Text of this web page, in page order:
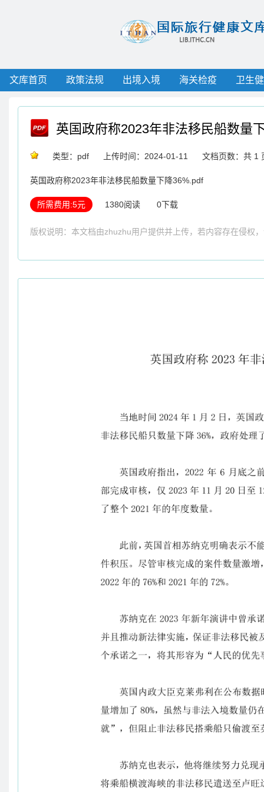
文库首页 政策法规 出境入境 海关检疫 卫生
英国政府称2023年非法移民船数量
类型：pdf 上传时间：2024-01-11 文档页数：共 1
英国政府称2023年非法移民船数量下降36%.pdf
所需费用:5元 1380阅读 0下载
版权说明：本文档由zhuzhu用户提供并上传，若内容存在侵权